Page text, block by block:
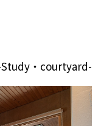
・courtyard-